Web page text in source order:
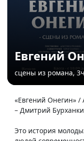
Евгений
сцены из романа,
«Евгений Онегин»
– Дмитрий
Это история